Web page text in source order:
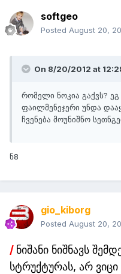
softgeo
Posted August 20,
On 8/20/2012 at
რომელი ნოკია გაქვს?
ფაილმენეჯერი უნდა
ჩვენება მოუნიშნო
ნ8
gio_kiborg
Posted August 20,
/ ნიშანი ნიშნავს
სტრუქტურას, არ